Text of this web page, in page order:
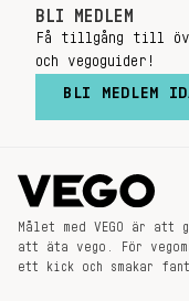
BLI MEDLEM
Få tillgång till
och vegoguider!
BLI MEDLEM
Målet med VEGO är
att äta vego. För
ett kick och smakar